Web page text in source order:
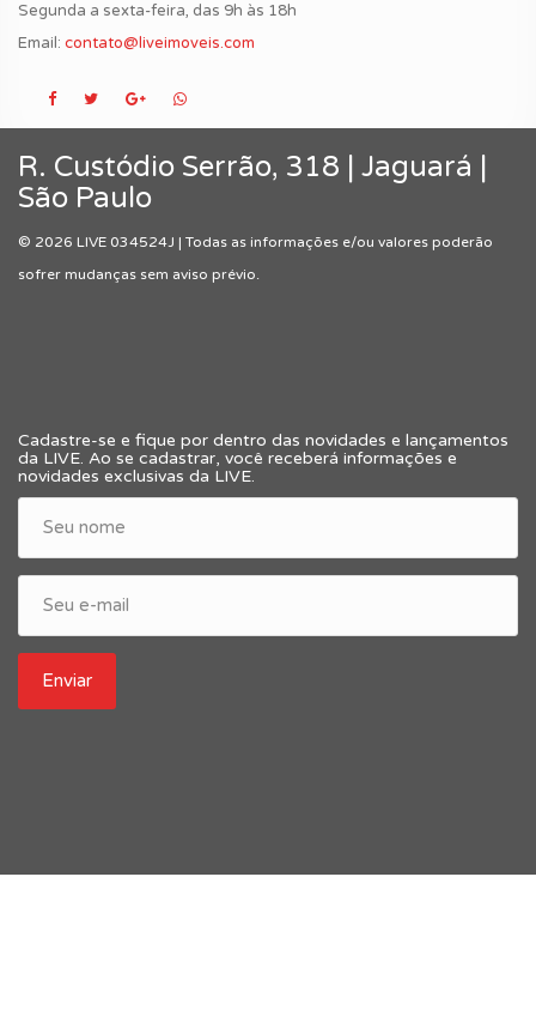
Segunda a sexta-feira, das 9h às 18h
Email: contato@liveimoveis.com
R. Custódio Serrão, 318 | Jaguará |
São Paulo
© 2026 LIVE 034524J | Todas as informações e/ou valores poderão
sofrer mudanças sem aviso prévio.
Cadastre-se e fique por dentro das novidades e lançamentos
da LIVE. Ao se cadastrar, você receberá informações e
novidades exclusivas da LIVE.
Enviar